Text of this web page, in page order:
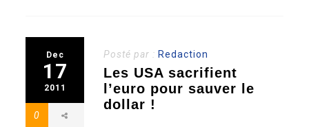
Dec
17
2011
0
Posté par : Redaction
Les USA sacrifient
l’euro pour sauver le
dollar !